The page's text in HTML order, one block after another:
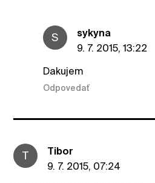
S
sykyna
9. 7. 2015, 13:22
Dakujem
Odpovedať
T
Tibor
9. 7. 2015, 07:24